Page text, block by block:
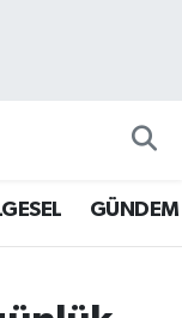
GÜNDEM